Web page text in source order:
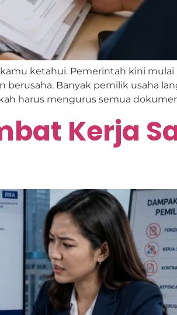
ketahui. Pemerintah kini
berusaha. Banyak pemilik usaha
harus mengurus semua
Kerja